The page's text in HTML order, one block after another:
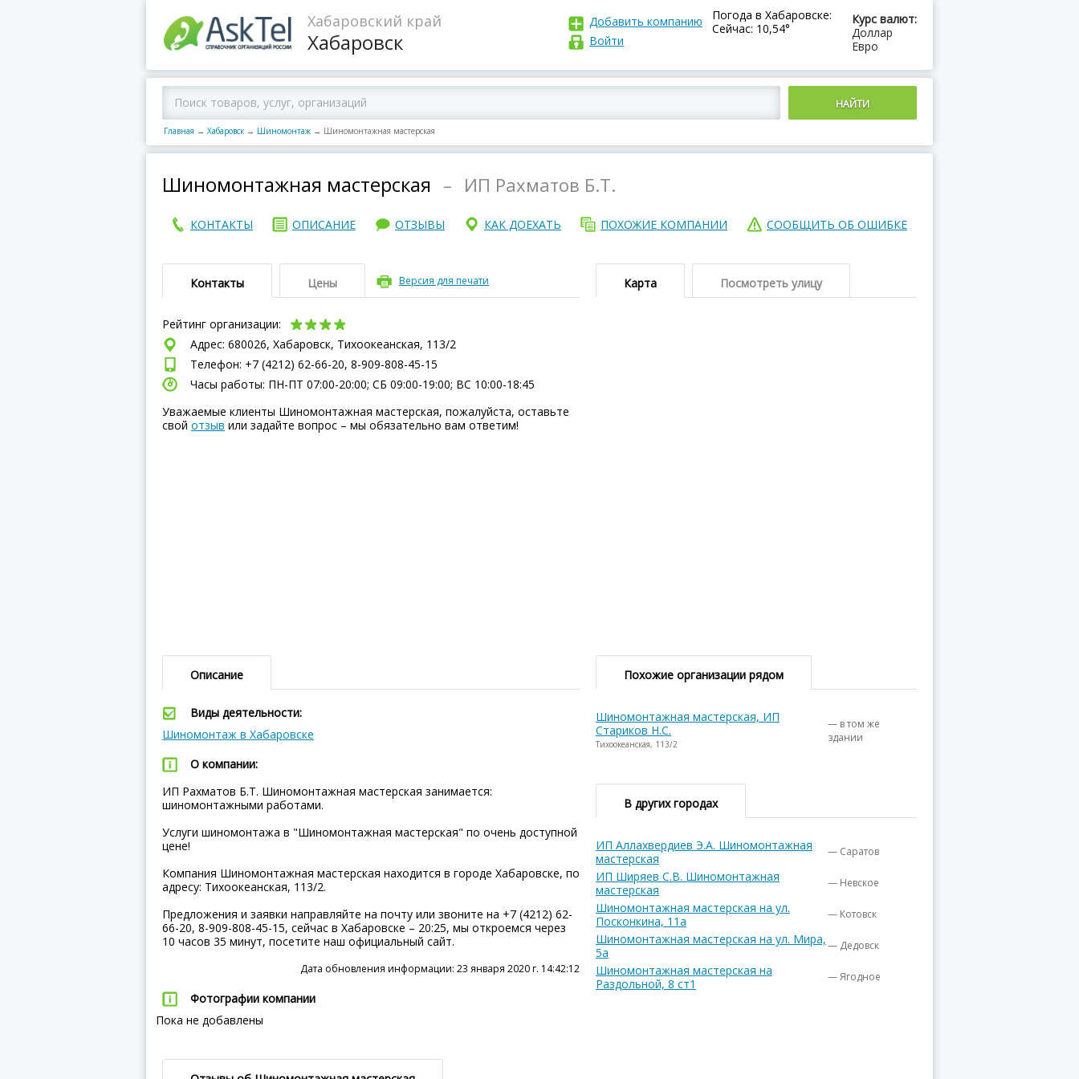
Хабаровский край
Хабаровск
Курс валют:
Доллар
Евро
Погода в Хабаровске:
Сейчас: 10,54°
Добавить компанию
Войти
Главная → Хабаровск → Шиномонтаж → Шиномонтажная мастерская
Шиномонтажная мастерская – ИП Рахматов Б.Т.
КОНТАКТЫ ОПИСАНИЕ ОТЗЫВЫ КАК ДОЕХАТЬ ПОХОЖИЕ КОМПАНИИ СООБЩИТЬ ОБ ОШИБКЕ
Контакты Цены Версия для печати
Рейтинг организации:
Адрес: 680026, Хабаровск, Тихоокеанская, 113/2
Телефон: +7 (4212) 62-66-20, 8-909-808-45-15
Часы работы: ПН-ПТ 07:00-20:00; СБ 09:00-19:00; ВC 10:00-18:45
Уважаемые клиенты Шиномонтажная мастерская, пожалуйста, оставьте
свой отзыв или задайте вопрос – мы обязательно вам ответим!
Карта Посмотреть улицу
Описание
Виды деятельности:
Шиномонтаж в Хабаровске
О компании:
ИП Рахматов Б.Т. Шиномонтажная мастерская занимается:
шиномонтажными работами.
Услуги шиномонтажа в "Шиномонтажная мастерская" по очень доступной
цене!
Компания Шиномонтажная мастерская находится в городе Хабаровске, по
адресу: Тихоокеанская, 113/2.
Предложения и заявки направляйте на почту или звоните на +7 (4212) 62-
66-20, 8-909-808-45-15, сейчас в Хабаровске – 20:25, мы откроемся через
10 часов 35 минут, посетите наш официальный сайт.
Дата обновления информации: 23 января 2020 г. 14:42:12
Фотографии компании
Пока не добавлены
Похожие организации рядом
Шиномонтажная мастерская, ИП
Стариков Н.С.
Тихоокеанская, 113/2
— в том же
здании
В других городах
ИП Аллахвердиев Э.А. Шиномонтажная
мастерская
— Саратов
ИП Ширяев С.В. Шиномонтажная
мастерская
— Невское
Шиномонтажная мастерская на ул.
Посконкина, 11а
— Котовск
Шиномонтажная мастерская на ул. Мира,
5а
— Дедовск
Шиномонтажная мастерская на
Раздольной, 8 ст1
— Ягодное